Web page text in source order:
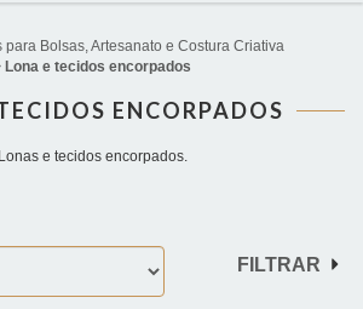
para Bolsas, Artesanato e Costura Criativa
Lona e tecidos encorpados
ENCORPADOS
Lonas e tecidos encorpados.
FILTRAR